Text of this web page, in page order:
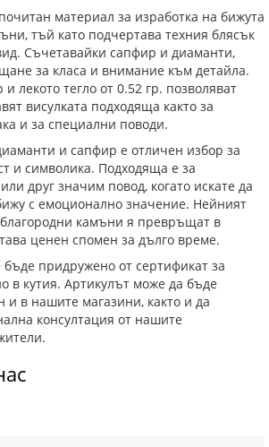
материал за изработка на бижута
тъй като подчертава техния блясък
Съчетавайки сапфир и диаманти,
за класа и внимание към детайла.
лекото тегло от 0.52 гр. позволяват
висулката подходяща както за
и за специални поводи.
и сапфир е отличен избор за
и символика. Подходяща е за
друг значим повод, когато искате да
с емоционално значение. Нейният
камъни я превръщат в
ценен спомен за дълго време.
придружено от сертификат за
в кутия. Артикулът може да бъде
и в нашите магазини, както и да
консултация от нашите